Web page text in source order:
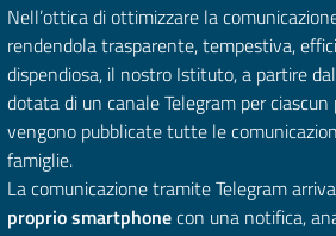
Nell’ottica di ottimizzare la
rendendola trasparente, tempestiva,
dispendiosa, il nostro Istituto, a partire
dotata di un canale Telegram per
vengono pubblicate tutte le
famiglie.
La comunicazione tramite Telegram arriva
proprio smartphonecon una notifica,